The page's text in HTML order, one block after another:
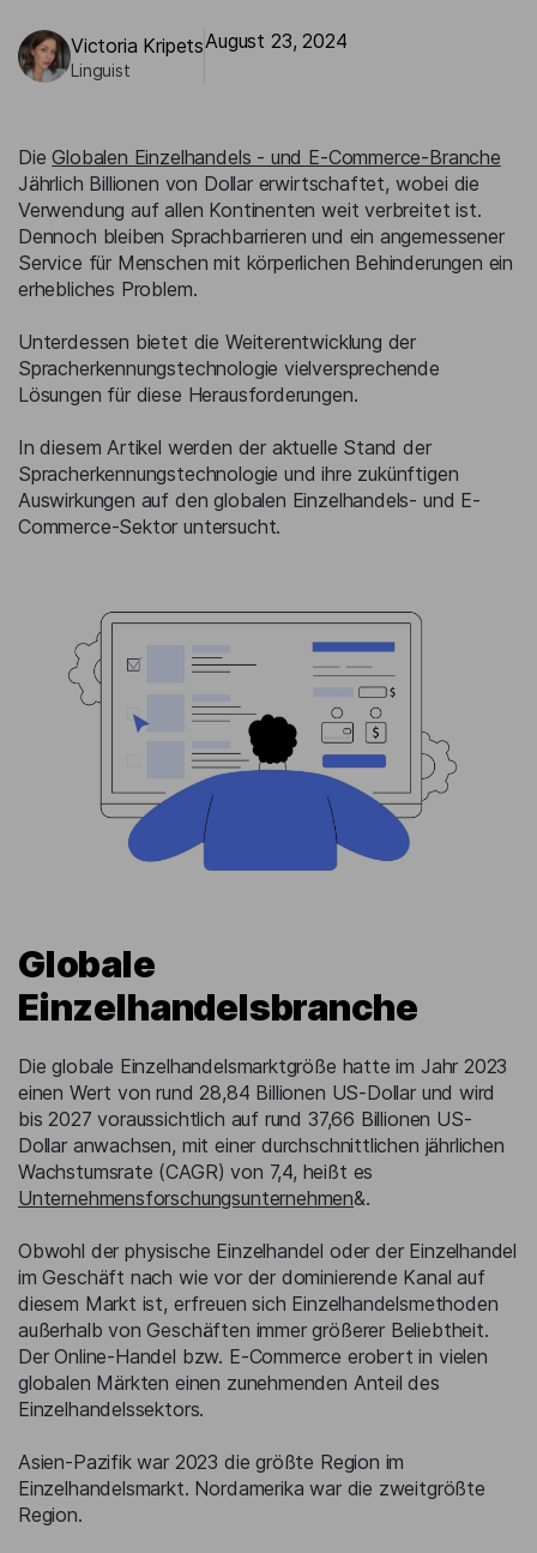
Victoria Kripets
Linguist
August 23, 2024
DieGlobalen Einzelhandels - und E-Commerce-Branche
Jährlich Billionen von Dollar erwirtschaftet, wobei die
Verwendung auf allen Kontinenten weit verbreitet ist.
Dennoch bleiben Sprachbarrieren und ein angemessener
Service für Menschen mit körperlichen Behinderungen ein
erhebliches Problem.
Unterdessen bietet die Weiterentwicklung der
Spracherkennungstechnologie vielversprechende
Lösungen für diese Herausforderungen.
In diesem Artikel werden der aktuelle Stand der
Spracherkennungstechnologie und ihre zukünftigen
Auswirkungen auf den globalen Einzelhandels- und E-
Commerce-Sektor untersucht.
Globale
Einzelhandelsbranche
Die globale Einzelhandelsmarktgröße hatte im Jahr 2023
einen Wert von rund 28,84 Billionen US-Dollar und wird
bis 2027 voraussichtlich auf rund 37,66 Billionen US-
Dollar anwachsen, mit einer durchschnittlichen jährlichen
Wachstumsrate (CAGR) von 7,4, heißt es
Unternehmensforschungsunternehmen&.
Obwohl der physische Einzelhandel oder der Einzelhandel
im Geschäft nach wie vor der dominierende Kanal auf
diesem Markt ist, erfreuen sich Einzelhandelsmethoden
außerhalb von Geschäften immer größerer Beliebtheit.
Der Online-Handel bzw. E-Commerce erobert in vielen
globalen Märkten einen zunehmenden Anteil des
Einzelhandelssektors.
Asien-Pazifik war 2023 die größte Region im
Einzelhandelsmarkt. Nordamerika war die zweitgrößte
Region.